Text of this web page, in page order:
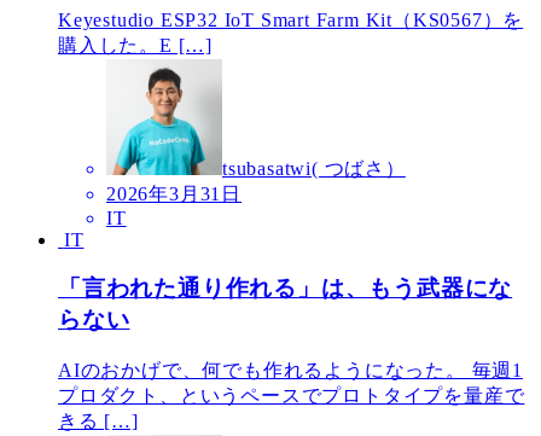
Keyestudio ESP32 IoT Smart Farm Kit（KS0567）を
購入した。E […]
tsubasatwi( つばさ）
2026年3月31日
IT
IT
「言われた通り作れる」は、もう武器にな
らない
AIのおかげで、何でも作れるようになった。 毎週1
プロダクト、というペースでプロトタイプを量産で
きる […]